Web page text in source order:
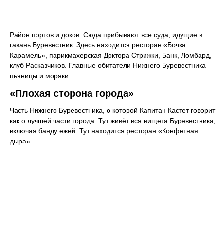
Район портов и доков. Сюда прибывают все суда, идущие в
гавань Буревестник. Здесь находится ресторан «Бочка
Карамель», парикмахерская Доктора Стрижки, Банк, Ломбард,
клуб Расказчиков. Главные обитатели Нижнего Буревестника
пьяницы и моряки.
«Плохая сторона города»
Часть Нижнего Буревестника, о которой Капитан Кастет говорит
как о лучшей части города. Тут живёт вся нищета Буревестника,
включая банду ежей. Тут находится ресторан «Конфетная
дыра».